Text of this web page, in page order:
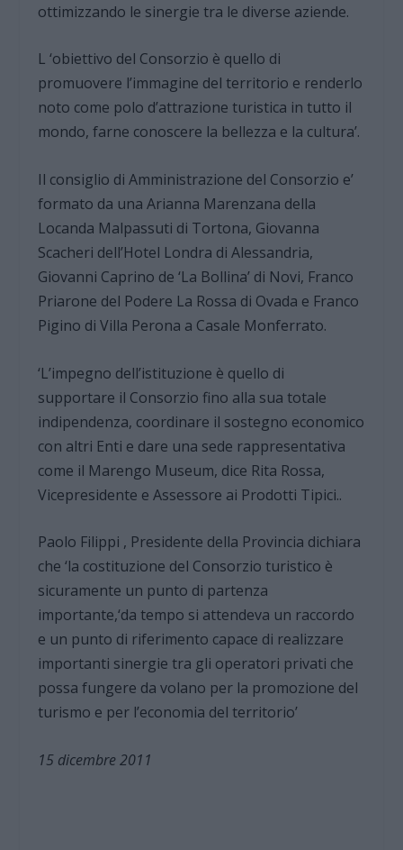
ottimizzando le sinergie tra le diverse aziende.
L ‘obiettivo del Consorzio è quello di
promuovere l’immagine del territorio e renderlo
noto come polo d’attrazione turistica in tutto il
mondo, farne conoscere la bellezza e la cultura’.
Il consiglio di Amministrazione del Consorzio e’
formato da una Arianna Marenzana della
Locanda Malpassuti di Tortona, Giovanna
Scacheri dell’Hotel Londra di Alessandria,
Giovanni Caprino de ‘La Bollina’ di Novi, Franco
Priarone del Podere La Rossa di Ovada e Franco
Pigino di Villa Perona a Casale Monferrato.
‘L’impegno dell’istituzione è quello di
supportare il Consorzio fino alla sua totale
indipendenza, coordinare il sostegno economico
con altri Enti e dare una sede rappresentativa
come il Marengo Museum, dice Rita Rossa,
Vicepresidente e Assessore ai Prodotti Tipici..
Paolo Filippi , Presidente della Provincia dichiara
che ‘la costituzione del Consorzio turistico è
sicuramente un punto di partenza
importante,‘da tempo si attendeva un raccordo
e un punto di riferimento capace di realizzare
importanti sinergie tra gli operatori privati che
possa fungere da volano per la promozione del
turismo e per l’economia del territorio’
15 dicembre 2011